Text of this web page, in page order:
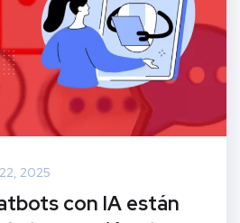
2025
con IA están